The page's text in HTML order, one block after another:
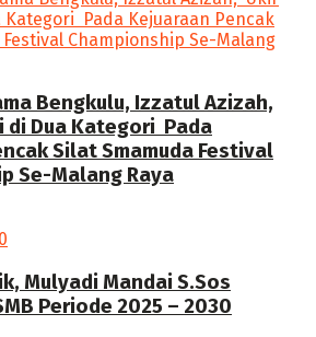
Bengkulu, Izzatul Azizah,
di Dua Kategori Pada
Silat Smamuda Festival
Se-Malang Raya
0
Mulyadi Mandai S.Sos
Periode 2025 – 2030